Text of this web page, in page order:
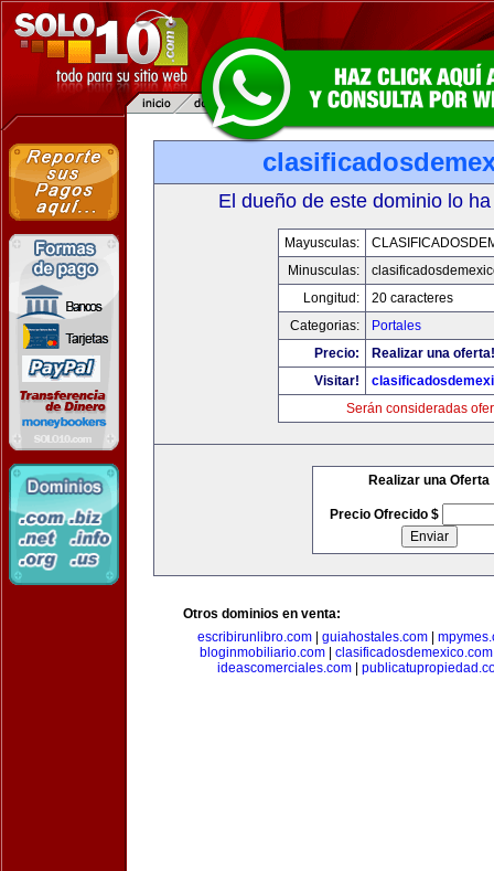
El dueño de este dominio lo
Mayusculas:
Minusculas:
Longitud:
20 caracteres
Categorias:
Portales
Precio:
Realizar una oferta!
Visitar!
Serán consideradas
Realizar una Oferta
Precio Ofrecido $
Otros dominios en venta:
escribirunlibro.com| guiahostales.com|
bloginmobiliario.com| clasificadosdemexico.com
ideascomerciales.com|